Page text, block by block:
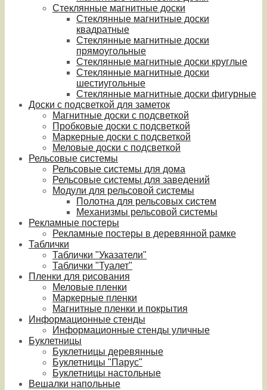
Стеклянные магнитные доски
Стеклянные магнитные доски
квадратные
Стеклянные магнитные доски
прямоугольные
Стеклянные магнитные доски круглые
Стеклянные магнитные доски
шестиугольные
Стеклянные магнитные доски фигурные
Доски с подсветкой для заметок
Магнитные доски с подсветкой
Пробковые доски с подсветкой
Маркерные доски с подсветкой
Меловые доски с подсветкой
Рельсовые системы
Рельсовые системы для дома
Рельсовые системы для заведений
Модули для рельсовой системы
Полотна для рельсовых систем
Механизмы рельсовой системы
Рекламные постеры
Рекламные постеры в деревянной рамке
Таблички
Таблички "Указатели"
Таблички "Туалет"
Пленки для рисования
Меловые пленки
Маркерные пленки
Магнитные пленки и покрытия
Информационные стенды
Информационные стенды уличные
Буклетницы
Буклетницы деревянные
Буклетницы "Парус"
Буклетницы настольные
Вешалки напольные